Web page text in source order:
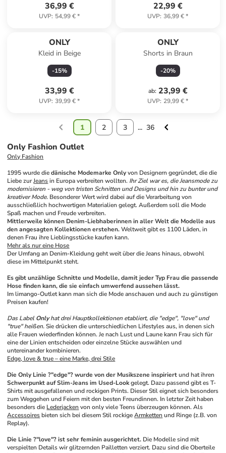
36,99 €
UVP: 54,99 €*
22,99 €
UVP: 36,99 €*
ONLY
Kleid in Beige
-15%
33,99 €
UVP: 39,99 €*
ONLY
Shorts in Braun
-20%
ab: 23,99 €
UVP: 29,99 €*
1 2 3 ... 36
Only Fashion Outlet
Only Fashion
1995 wurde die dänische Modemarke Only von Designern gegründet, die die
Liebe zur Jeans in Europa verbreiten wollten. Ihr Ziel war es, die Jeansmode zu
modernisieren - weg von tristen Schnitten und Designs und hin zu bunter und
kreativer Mode. Besonderer Wert wird dabei auf die Verarbeitung von
ausschließlich hochwertigen Materialien gelegt. Außerdem soll die Mode
Spaß machen und Freude verbreiten.
Mittlerweile können Denim-Liebhaberinnen in aller Welt die Modelle aus
den angesagten Kollektionen erstehen. Weltweit gibt es 1100 Läden, in
denen Frau ihre Lieblingsstücke kaufen kann.
Mehr als nur eine Hose
Der Umfang an Denim-Kleidung geht weit über die Jeans hinaus, obwohl
diese im Mittelpunkt steht.
Es gibt unzählige Schnitte und Modelle, damit jeder Typ Frau die passende
Hose finden kann, die sie einfach umwerfend aussehen lässt.
Im limango-Outlet kann man sich die Mode anschauen und auch zu günstigen
Preisen kaufen!
Das Label Only hat drei Hauptkollektionen etabliert, die "edge", "love" und
"true" heißen. Sie drücken die unterschiedlichen Lifestyles aus, in denen sich
alle Frauen wiederfinden können. Je nach Lust und Laune kann Frau sich für
eine der Linien entscheiden oder einzelne Stücke auswählen und
untereinander kombinieren.
Edge, love & true – eine Marke, drei Stile
Die Only Linie ?"edge"? wurde von der Musikszene inspiriert
Schwerpunkt auf Slim-Jeans im Used-Look gelegt. Dazu passend gibt es T-
Shirts mit ausgefallenen und rockigen Prints. Dieser Stil eignet sich besonders
zum Weggehen und Feiern mit den besten Freundinnen. In letzter Zeit haben
besonders die Lederjacken
Accessoires bieten sich bei diesem Stil rockige Armketten und Ringe (z.B. von
Replay).
Die Linie ?"love"? ist sehr feminin ausgerichtet. Die Modelle sind mit
verspielten Details wir glitzernden Pailletten verziert. Dazu sind die Oberteile